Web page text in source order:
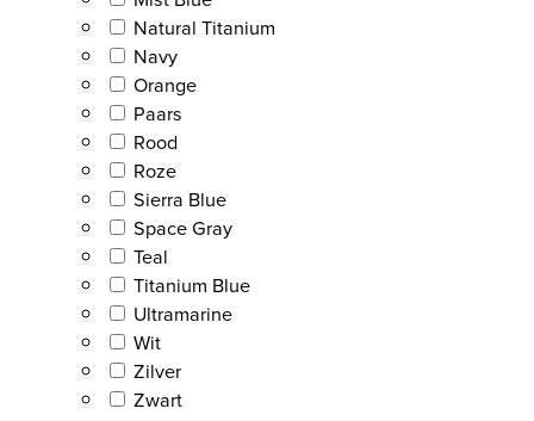
Natural Titanium
Navy
Orange
Paars
Rood
Roze
Sierra Blue
Space Gray
Teal
Titanium Blue
Ultramarine
Wit
Zilver
Zwart